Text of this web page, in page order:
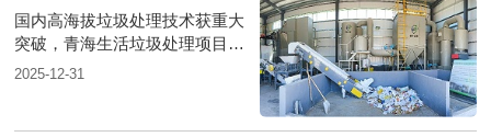
国内高海拔垃圾处理技术获重大
突破，青海生活垃圾处理项目树
行业新标杆
2025-12-31